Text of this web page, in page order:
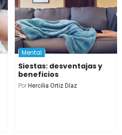
Mental
Siestas: desventajas y
beneficios
Por Hercilia Ortiz Díaz